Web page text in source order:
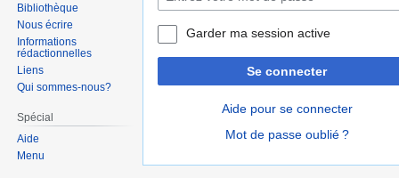
Garder ma session active
Se connecter
Aide pour se connecter
Mot de passe oublié ?
Bibliothèque
Nous écrire
Informations
rédactionnelles
Liens
Qui sommes-nous?
Spécial
Aide
Menu